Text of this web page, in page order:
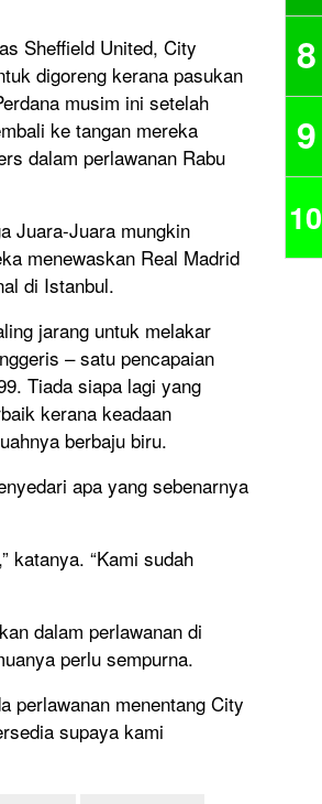
Sheffield United, City
digoreng kerana pasukan
musim ini setelah
ke tangan mereka
dalam perlawanan Rabu
Juara-Juara mungkin
menewaskan Real Madrid
di Istanbul.
jarang untuk melakar
– satu pencapaian
Tiada siapa lagi yang
kerana keadaan
berbaju biru.
apa yang sebenarnya
katanya. “Kami sudah
dalam perlawanan di
perlu sempurna.
perlawanan menentang City
supaya kami
8
9
10